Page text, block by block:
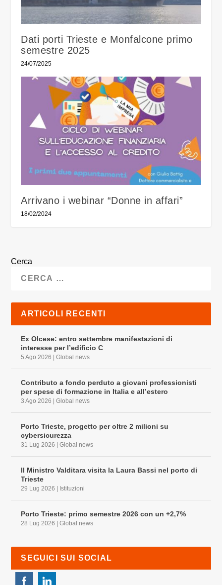
Dati porti Trieste e Monfalcone primo
semestre 2025
24/07/2025
Arrivano i webinar “Donne in affari”
18/02/2024
Cerca
ARTICOLI RECENTI
Ex Olcese: entro settembre manifestazioni di
interesse per l’edificio C
5 Ago 2026 |Global news
Contributo a fondo perduto a giovani professionisti
per spese di formazione in Italia e all’estero
3 Ago 2026 |Global news
Porto Trieste, progetto per oltre 2 milioni su
cybersicurezza
31 Lug 2026 |Global news
Il Ministro Valditara visita la Laura Bassi nel porto di
Trieste
29 Lug 2026 | Istituzioni
Porto Trieste: primo semestre 2026 con un +2,7%
28 Lug 2026 |Global news
SEGUICI SUI SOCIAL